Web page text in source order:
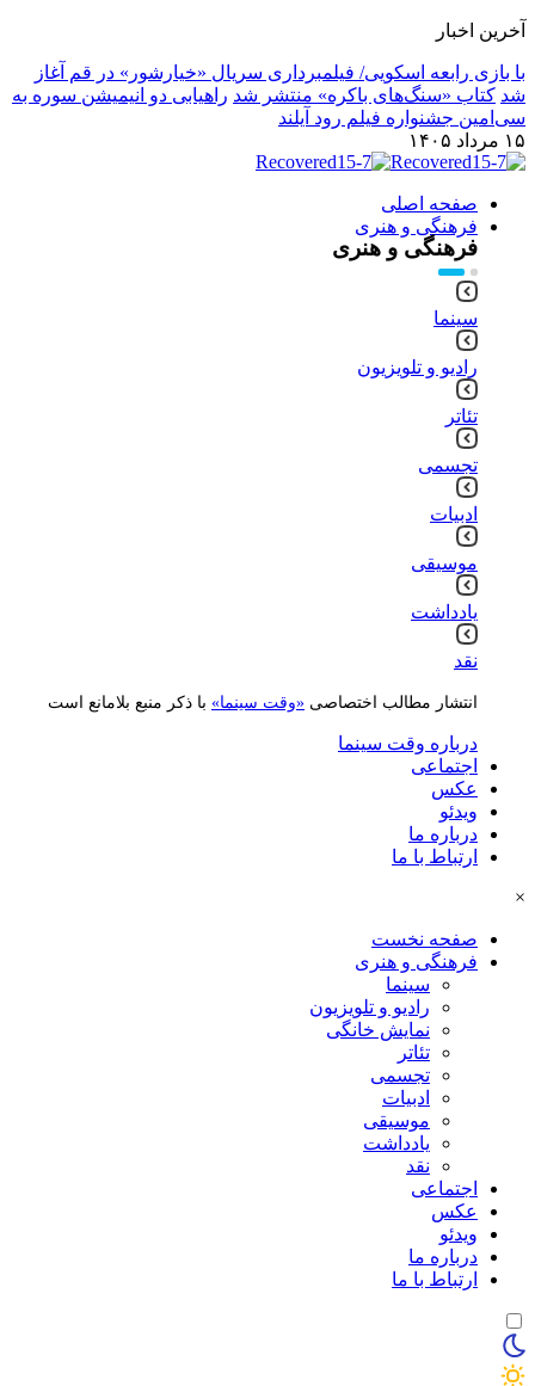
آخرین اخبار
با بازی رابعه اسکویی/ فیلمبرداری سریال «خیارشور» در قم آغاز
شد کتاب «سنگ‌های باکره» منتشر شد راهیابی دو انیمیشن سوره به
سی‌امین جشنواره فیلم رود آیلند
۱۵ مرداد ۱۴۰۵
صفحه اصلی
فرهنگی و هنری
فرهنگی و هنری
سینما
رادیو و تلویزیون
تئاتر
تجسمی
ادبیات
موسیقی
یادداشت
نقد
انتشار مطالب اختصاصی «وقت سینما» با ذکر منبع بلامانع است
درباره وقت سینما
اجتماعی
عکس
ویدئو
درباره ما
ارتباط با ما
×
صفحه نخست
فرهنگی و هنری
سینما
رادیو و تلویزیون
نمایش خانگی
تئاتر
تجسمی
ادبیات
موسیقی
یادداشت
نقد
اجتماعی
عکس
ویدئو
درباره ما
ارتباط با ما